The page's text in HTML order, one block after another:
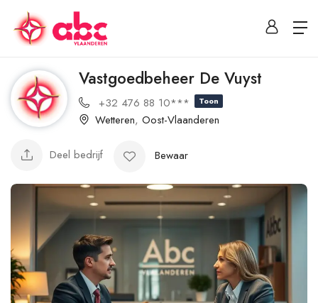
Vastgoedbeheer De Vuyst
+32 476 88 10*** Toon
Wetteren, Oost-Vlaanderen
Deel bedrijf Bewaar